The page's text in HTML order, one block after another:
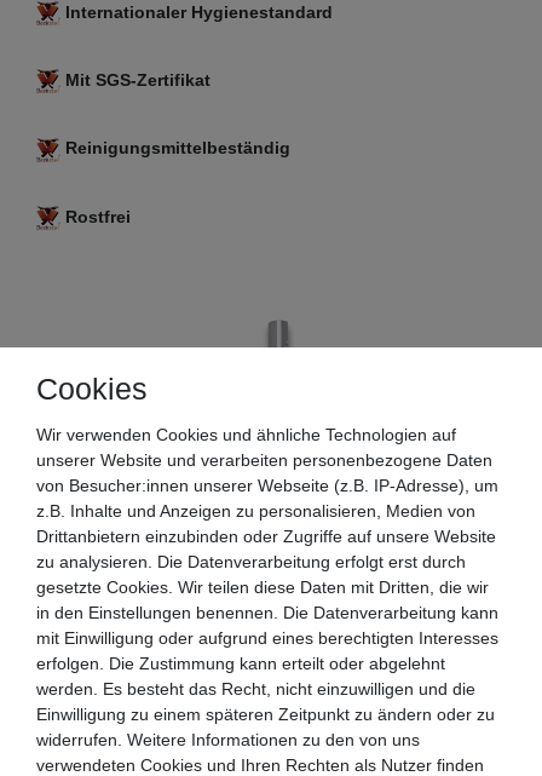
Internationaler Hygienestandard
Mit SGS-Zertifikat
Reinigungsmittelbeständig
Rostfrei
Cookies
Wir verwenden Cookies und ähnliche Technologien auf
unserer Website und verarbeiten personenbezogene Daten
von Besucher:innen unserer Webseite (z.B. IP-Adresse), um
z.B. Inhalte und Anzeigen zu personalisieren, Medien von
Drittanbietern einzubinden oder Zugriffe auf unsere Website
zu analysieren. Die Datenverarbeitung erfolgt erst durch
gesetzte Cookies. Wir teilen diese Daten mit Dritten, die wir
in den Einstellungen benennen. Die Datenverarbeitung kann
mit Einwilligung oder aufgrund eines berechtigten Interesses
erfolgen. Die Zustimmung kann erteilt oder abgelehnt
werden. Es besteht das Recht, nicht einzuwilligen und die
Einwilligung zu einem späteren Zeitpunkt zu ändern oder zu
widerrufen. Weitere Informationen zu den von uns
verwendeten Cookies und Ihren Rechten als Nutzer finden